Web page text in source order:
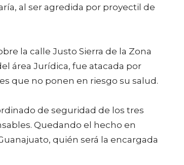
al ser agredida por proyectil de
la calle Justo Sierra de la Zona
área Jurídica, fue atacada por
que no ponen en riesgo su salud.
de seguridad de los tres
Quedando el hecho en
quién será la encargada